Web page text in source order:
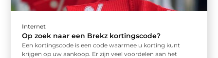
Internet
Op zoek naar een Brekz kortingscode?
Een kortingscode is een code waarmee u korting kunt
krijgen op uw aankoop. Er zijn veel voordelen aan het